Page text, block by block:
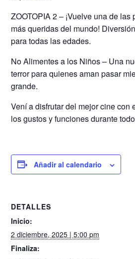
ZOOTOPIA 2 – ¡Vuelve una de
más queridas del mundo!
para todas las edades.
No Alimentes a los Niños – Una
terror para quienes aman pasar
grande.
Vení a disfrutar del mejor cine con
los gustos y funciones durante
Añadir al calendario
DETALLES
Inicio:
2 diciembre, 2025 | 5:00 pm
Finaliza: